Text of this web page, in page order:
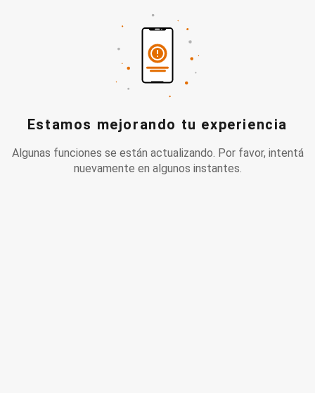
Estamos mejorando tu experiencia
Algunas funciones se están actualizando. Por favor, intentá
nuevamente en algunos instantes.